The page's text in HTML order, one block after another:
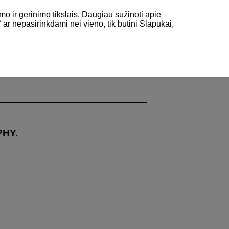
ir gerinimo tikslais. Daugiau sužinoti apie
ar nepasirinkdami nei vieno, tik būtini Slapukai,